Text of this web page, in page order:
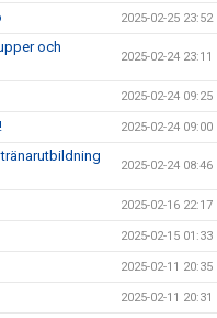
2025-02-25 23:52
och
2025-02-24 23:11
2025-02-24 09:25
2025-02-24 09:00
2025-02-24 08:46
2025-02-16 22:17
2025-02-15 01:33
2025-02-11 20:35
2025-02-11 20:31